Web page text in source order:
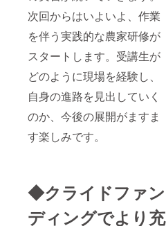
次回からはいよいよ、作業
を伴う実践的な農家研修が
スタートします。受講生が
どのように現場を経験し、
自身の進路を見出していく
のか、今後の展開がますま
す楽しみです。
◆クライドファン
ディングでより充